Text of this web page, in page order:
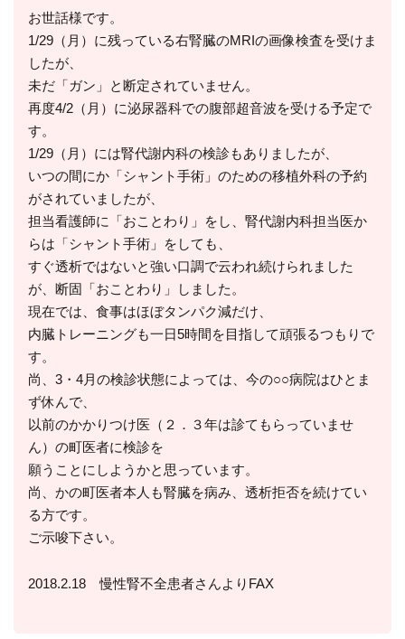
お世話様です。
1/29（月）に残っている右腎臓のMRIの画像検査を受けま
したが、
未だ「ガン」と断定されていません。
再度4/2（月）に泌尿器科での腹部超音波を受ける予定で
す。
1/29（月）には腎代謝内科の検診もありましたが、
いつの間にか「シャント手術」のための移植外科の予約
がされていましたが、
担当看護師に「おことわり」をし、腎代謝内科担当医か
らは「シャント手術」をしても、
すぐ透析ではないと強い口調で云われ続けられました
が、断固「おことわり」しました。
現在では、食事はほぼタンパク減だけ、
内臓トレーニングも一日5時間を目指して頑張るつもりで
す。
尚、3・4月の検診状態によっては、今の○○病院はひとま
ず休んで、
以前のかかりつけ医（２．３年は診てもらっていませ
ん）の町医者に検診を
願うことにしようかと思っています。
尚、かの町医者本人も腎臓を病み、透析拒否を続けてい
る方です。
ご示唆下さい。
2018.2.18 慢性腎不全患者さんよりFAX